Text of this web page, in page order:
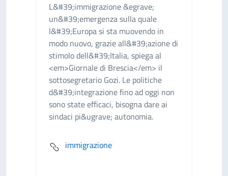
L&#39;immigrazione &egrave;
un&#39;emergenza sulla quale
l&#39;Europa si sta muovendo in
modo nuovo, grazie all&#39;azione di
stimolo dell&#39;Italia, spiega al
<em>Giornale di Brescia</em> il
sottosegretario Gozi. Le politiche
d&#39;integrazione fino ad oggi non
sono state efficaci, bisogna dare ai
sindaci pi&ugrave; autonomia.
immigrazione